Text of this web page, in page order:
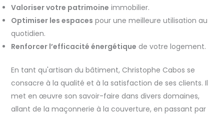
Valoriser votre patrimoine immobilier.
Optimiser les espaces pour une meilleure utilisation au
quotidien.
Renforcer l’efficacité énergétique de votre logement.
En tant qu'artisan du bâtiment, Christophe Cabos se
consacre à la qualité et à la satisfaction de ses clients. Il
met en œuvre son savoir-faire dans divers domaines,
allant de la maçonnerie à la couverture, en passant par